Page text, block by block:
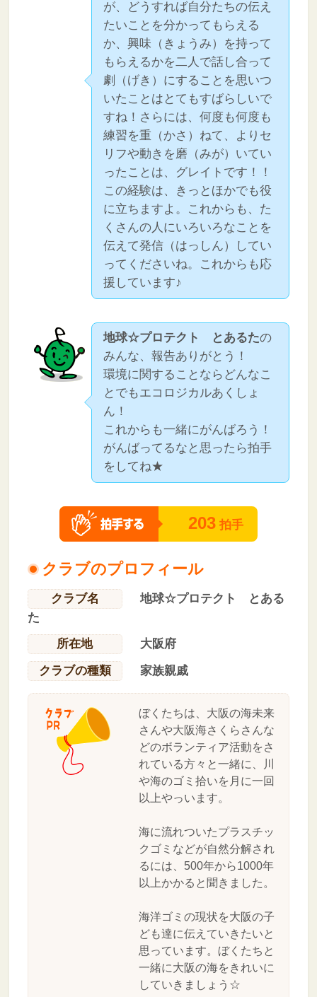
が、どうすれば自分たちの伝え
たいことを分かってもらえる
か、興味（きょうみ）を持って
もらえるかを二人で話し合って
劇（げき）にすることを思いつ
いたことはとてもすばらしいで
すね！さらには、何度も何度も
練習を重（かさ）ねて、よりセ
リフや動きを磨（みが）いてい
ったことは、グレイトです！！
この経験は、きっとほかでも役
に立ちますよ。これからも、た
くさんの人にいろいろなことを
伝えて発信（はっしん）してい
ってくださいね。これからも応
援しています♪
地球☆プロテクト とあるたの
みんな、報告ありがとう！
環境に関することならどんなこ
とでもエコロジカルあくしょ
ん！
これからも一緒にがんばろう！
がんばってるなと思ったら拍手
をしてね★
203 拍手
クラブのプロフィール
クラブ名
地球☆プロテクト とある
た
所在地
大阪府
クラブの種類
家族親戚
ぼくたちは、大阪の海未来
さんや大阪海さくらさんな
どのボランティア活動をさ
れている方々と一緒に、川
や海のゴミ拾いを月に一回
以上やっいます。
海に流れついたプラスチッ
クゴミなどが自然分解され
るには、500年から1000年
以上かかると聞きました。
海洋ゴミの現状を大阪の子
ども達に伝えていきたいと
思っています。ぼくたちと
一緒に大阪の海をきれいに
していきましょう☆